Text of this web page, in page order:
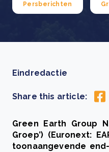
Persberichten
Eindredactie
Share this article:
Green Earth Group
Groep’) (Euronext:
toonaangevende